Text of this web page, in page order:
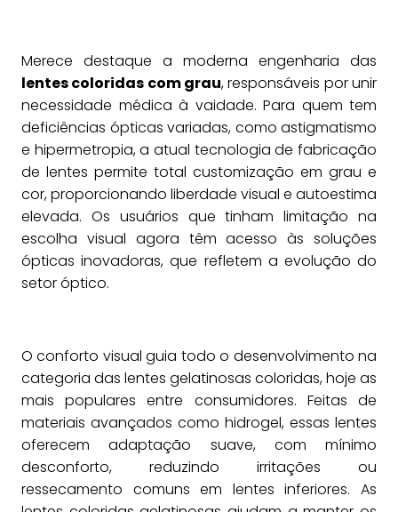
Merece destaque a moderna engenharia das
lentes coloridas com grau, responsáveis por unir
necessidade médica à vaidade. Para quem tem
deficiências ópticas variadas, como astigmatismo
e hipermetropia, a atual tecnologia de fabricação
de lentes permite total customização em grau e
cor, proporcionando liberdade visual e autoestima
elevada. Os usuários que tinham limitação na
escolha visual agora têm acesso às soluções
ópticas inovadoras, que refletem a evolução do
setor óptico.
O conforto visual guia todo o desenvolvimento na
categoria das lentes gelatinosas coloridas, hoje as
mais populares entre consumidores. Feitas de
materiais avançados como hidrogel, essas lentes
oferecem adaptação suave, com mínimo
desconforto, reduzindo irritações ou
ressecamento comuns em lentes inferiores. As